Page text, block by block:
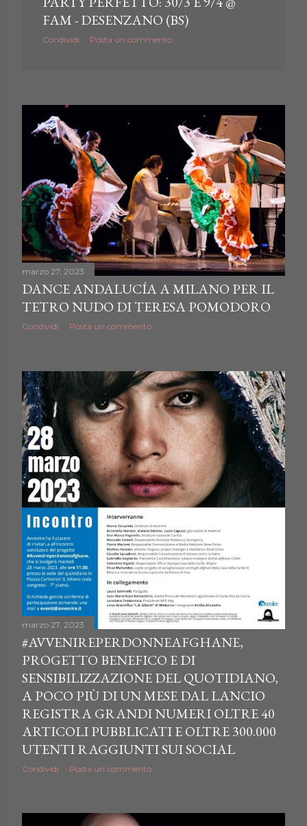
FAM - DESENZANO (BS)
Condividi Posta un commento
marzo 27, 2023
DANCE ANDALUCÍA A MILANO PER IL
TETRO NUDO DI TERESA POMODORO
Condividi Posta un commento
marzo 27, 2023
#AVVENIREPERDONNEAFGHANE,
PROGETTO BENEFICO E DI
SENSIBILIZZAZIONE DEL QUOTIDIANO,
A POCO PIÙ DI UN MESE DAL LANCIO
REGISTRA GRANDI NUMERI OLTRE 40
ARTICOLI PUBBLICATI E OLTRE 300.000
UTENTI RAGGIUNTI SUI SOCIAL
Condividi Posta un commento